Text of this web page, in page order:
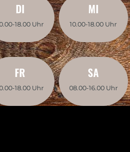
DI
18.00 Uhr
MI
10.00-18.00 Uhr
FR
18.00 Uhr
SA
08.00-16.00 Uhr